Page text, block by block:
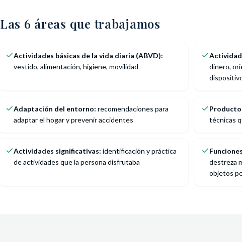
Las 6 áreas que trabajamos
Actividades básicas de la vida diaria (ABVD):
vestido, alimentación, higiene, movilidad
dinero,
Adaptación del entorno: recomendaciones para
adaptar el hogar y prevenir accidentes
técnicas
Actividades significativas: identificación y práctica
de actividades que la persona disfrutaba
destreza
objetos